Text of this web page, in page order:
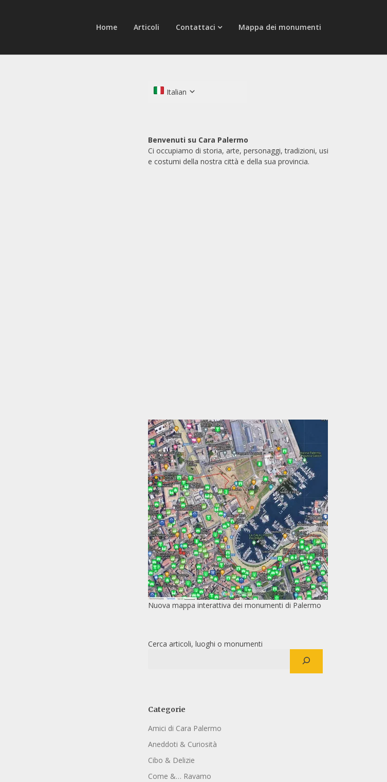
Home Articoli Contattaci Mappa dei monumenti
Italian
Benvenuti su Cara Palermo
Ci occupiamo di storia, arte, personaggi, tradizioni, usi
e costumi della nostra città e della sua provincia.
Nuova mappa interattiva dei monumenti di Palermo
Cerca articoli, luoghi o monumenti
Categorie
Amici di Cara Palermo
Aneddoti & Curiosità
Cibo & Delizie
Come &… Ravamo